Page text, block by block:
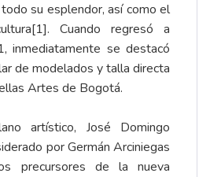
su esplendor, así como el
[1]. Cuando regresó a
inmediatamente se destacó
de modelados y talla directa
Artes de Bogotá.
artístico, José Domingo
por Germán Arciniegas
precursores de la nueva